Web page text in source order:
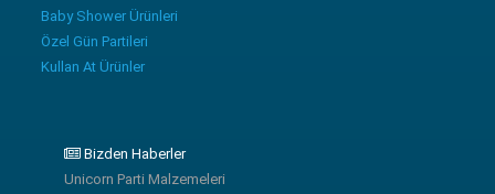
Baby Shower Ürünleri
Özel Gün Partileri
Kullan At Ürünler
Bizden Haberler
Unicorn Parti Malzemeleri